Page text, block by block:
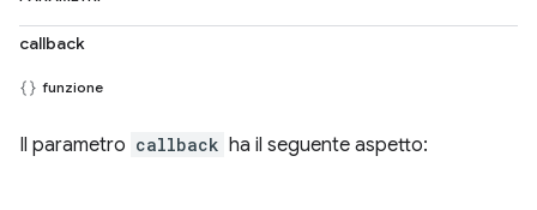
callback
funzione
Il parametro callback ha il seguente aspetto: